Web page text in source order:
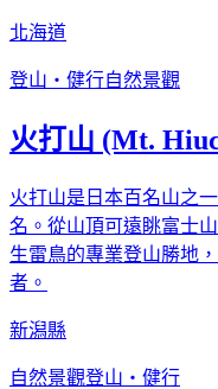
北海道
登山・健行自然景觀
火打山 (Mt.
火打山是日本百名山之
名。從山頂可遠眺富士
生雷鳥的專業登山勝地
者。
新潟縣
自然景觀登山・健行